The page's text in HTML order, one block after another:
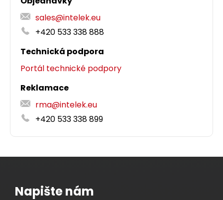
sales@intelek.eu
+420 533 338 888
Technická podpora
Portál technické podpory
Reklamace
rma@intelek.eu
+420 533 338 899
Napište nám